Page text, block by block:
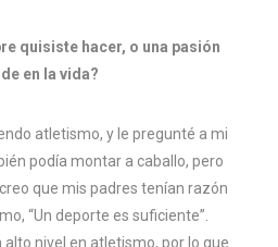
quisiste hacer, o una pasión
en la vida?
atletismo, y le pregunté a mi
podía montar a caballo, pero
que mis padres tenían razón
“Un deporte es suficiente”.
nivel en atletismo, por lo que